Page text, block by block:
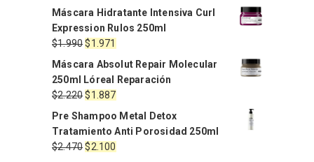
Máscara Hidratante Intensiva Curl
Expression Rulos 250ml
$1.990El
precio
original
era:
$1.990.
$1.971
precio
actual
es:
$1.971.
Máscara Absolut Repair Molecular
250ml Lóreal Reparación
$2.220El
original
era:
$2.220.
$1.887El
precio
actual
es:
$1.887.
Pre Shampoo Metal Detox
Tratamiento Anti Porosidad 250ml
$2.470El
$2.100